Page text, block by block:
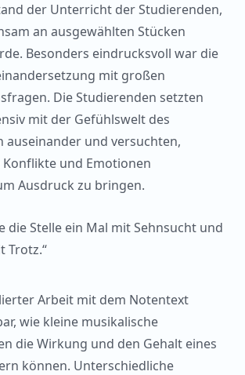
der Unterricht der Studierenden,
an ausgewählten Stücken
Besonders eindrucksvoll war die
mit großen
Die Studierenden setzten
mit der Gefühlswelt des
auseinander und versuchten,
Konflikte und Emotionen
Ausdruck zu bringen.
die Stelle ein Mal mit Sehnsucht und
Trotz.“
Arbeit mit dem Notentext
wie kleine musikalische
die Wirkung und den Gehalt eines
können. Unterschiedliche